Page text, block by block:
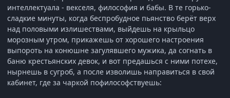
интеллектуала - векселя, философия и бабы. В те горько-
сладкие минуты, когда беспробудное пьянство берёт верх
над половыми излишествами, выйдешь на крыльцо
морозным утром, прикажешь от хорошего настроения
выпороть на конюшне загулявшего мужика, да согнать в
баню крестьянских девок, и вот предашься с ними потехе,
нырнешь в сугроб, а после изволишь направиться в свой
кабинет, где за чаркой пофилософствуешь: